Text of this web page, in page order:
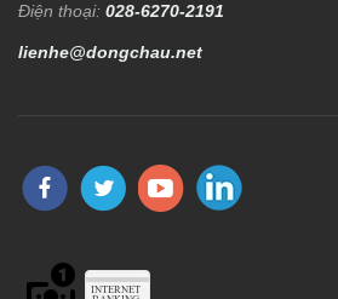
Điện thoại: 028-6270-2191
lienhe@dongchau.net